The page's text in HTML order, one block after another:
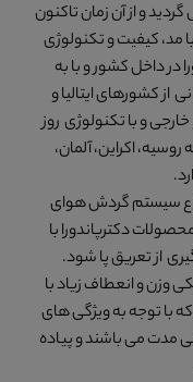
تاسیس گردید و از آن زمان تاکنون
مد، کیفیت و تکنولوژی
داخل کشور و با به
کشورهای ایتالیا و
و با تکنولوژی روز
اکراین، آلمان،
سیستم گردش هوای
دکترپاندورا با
از تعریق پا شود.
و انعطاف زیاد با
با توجه به ویژگی های
مدت می باشند و پیاده